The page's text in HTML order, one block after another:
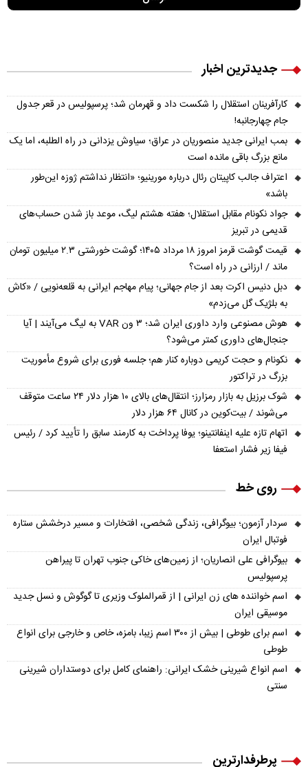
جدیدترین اخبار
کارآفرینان استقلال را شکست داد و قهرمان شد؛ پرسپولیس در قعر جدول
جام چهارجانبه!
بمب ایرانی جدید منصوریان در عراق؛ سیاوش یزدانی در راه الطلبه، اما یک
مانع بزرگ باقی مانده است
اعتراف جالب کاپیتان رئال درباره مورینیو؛ «انتظار نداشتم ژوزه این‌طور
باشد»
جواد نکونام مقابل استقلال؛ هفته هشتم لیگ، موعد باز شدن حساب‌های
قدیمی در تبریز
قیمت گوشت قرمز امروز ۱۸ مرداد ۱۴۰۵؛ گوشت خورشتی ۲.۳ میلیون تومان
ماند / ارزانی در راه است؟
دبل دنیس اکرت بعد از جام جهانی؛ پیام مهاجم ایرانی به قلعه‌نویی / «کاش
به بلژیک گل می‌زدم»
هوش مصنوعی وارد داوری ایران شد؛ ۳ ون VAR به لیگ می‌آیند | آیا
جنجال‌های داوری کمتر می‌شود؟
نکونام و حجت کریمی دوباره کنار هم؛ جلسه فوری برای شروع مأموریت
بزرگ در تراکتور
شوک برزیل به بازار رمزارز؛ انتقال‌های بالای ۱۰ هزار دلار ۲۴ ساعت متوقف
می‌شوند / بیت‌کوین در کانال ۶۴ هزار دلار
اتهام تازه علیه اینفانتینو؛ یوفا پرداخت به کارمند سابق را تأیید کرد / رئیس
فیفا زیر فشار استعفا
روی خط
سردار آزمون؛ بیوگرافی، زندگی شخصی، افتخارات و مسیر درخشش ستاره
فوتبال ایران
بیوگرافی علی انصاریان؛ از زمین‌های خاکی جنوب تهران تا پیراهن
پرسپولیس
اسم خواننده های زن ایرانی | از قمرالملوک وزیری تا گوگوش و نسل جدید
موسیقی ایران
اسم برای طوطی | بیش از ۳۰۰ اسم زیبا، بامزه، خاص و خارجی برای انواع
طوطی
اسم انواع شیرینی خشک ایرانی: راهنمای کامل برای دوستداران شیرینی
سنتی
پرطرفدارترین